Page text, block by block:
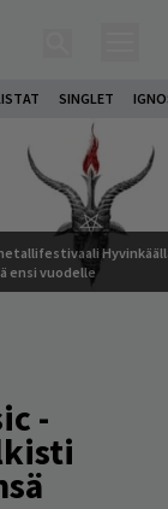
SINGLET
ensi vuodelle
-